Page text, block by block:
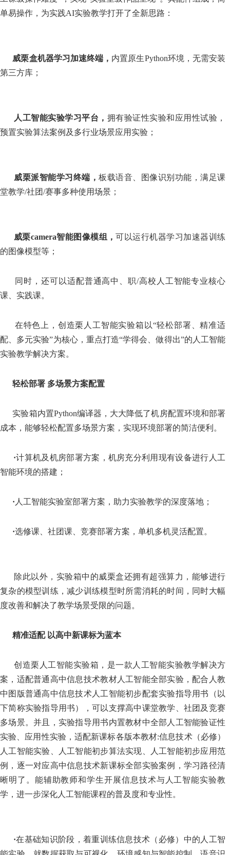
单易操作，为实践AI实验教学打开了全新思路：
威栗盒机器学习加速终端， 内置原生Python环境，无需安装
第三方库；
人工智能实验学习平台， 拥有验证性实验和应用性试验，
预置实验算法案例及多行业场景应用实验；
威栗派智能学习终端，板载语音、图像识别功能，满足课
堂教学/社团/赛事多种使用场景；
威栗camera智能图像模组，可以运行机器学习加速器训练
的图像模型等；
同时，还可以适配普通高中、职/高校人工智能专业核心
课、实践课。
在特色上，创造栗人工智能实验箱以“轻松部署、精准适
配、多元实验”为核心，重点打造“学得会、做得出”的人工智能
实验教学解决方案。
轻松部署 多场景方案配置
实验箱内置Python编译器，大大降低了机房配置环境和部署
成本，能够轻松配置多场景方案，实现环境部署的简洁便利。
·计算机及机房部署方案，机房充分利用现有设备进行人工
智能环境的搭建；
· 人工智能实验室部署方案，助力实验教学的深度落地；
·选修课、社团课、竞赛部署方案，单机多机灵活配置。
除此以外，实验箱中的威栗盒还拥有超强算力，能够进行
复杂的模型训练，减少训练模型时所需消耗的时间，同时大幅
度改善和解决了教学场景受限的问题。
精准适配 以高中新课标为蓝本
创造栗人工智能实验箱，是一款人工智能实验教学解决方
案，适配普通高中信息技术教材人工智能全部实验，配合人教
中图版普通高中信息技术人工智能初步配套实验指导用书（以
下简称实验指导用书），可以支撑高中课堂教学、社团及竞赛
多场景。并且，实验指导用书内置教材中全部人工智能验证性
实验、应用性实验，适配新课标各版本教材:信息技术（必修）
人工智能实验、人工智能初步算法实现、人工智能初步应用范
例，逐一对应高中信息技术新课标全部实验案例，学习路径清
晰明了。能辅助教师和学生开展信息技术与人工智能实验教
学，进一步深化人工智能课程的普及度和专业性。
·在基础知识阶段，着重训练信息技术（必修）中的人工智